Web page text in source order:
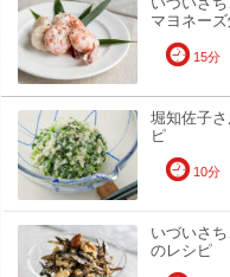
マヨネー
15分
堀知佐子
ピ
10分
いづいさ
のレシピ